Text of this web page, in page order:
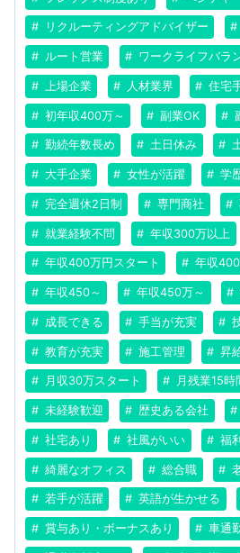
リクルーティングアドバイザー
ルート営業 ワークライフバラ
上場企業 人材業界 住宅
初年収400万～ 副業OK
勤続年数長め 土日休み
大手企業 女性が活躍 学
完全週休2日制 専門商社
就業経験不問 年収300万以上
年収400万円スタート 年収
年収450～ 年収450万～
成長できる 手当が充実
教育が充実 施工管理 昇
月収30万スタート 月残業15時
未経験歓迎 歴史ある会社
社宅あり 社風がいい 福
綺麗なオフィス 総合職
若手が活躍 英語が生かせる
賞与あり・ボーナスあり 車通